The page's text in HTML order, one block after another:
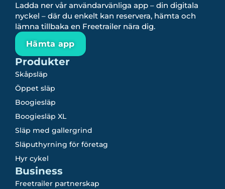
Ladda ner vår användarvänliga app – din digitala
nyckel – där du enkelt kan reservera, hämta och
lämna tillbaka en Freetrailer nära dig.
Hämta app
Produkter
Skåpsläp
Öppet släp
Boogiesläp
Boogiesläp XL
Släp med gallergrind
Släputhyrning för företag
Hyr cykel
Business
Freetrailer partnerskap